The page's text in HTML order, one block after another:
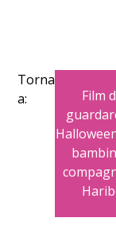
Torna
a:
Film